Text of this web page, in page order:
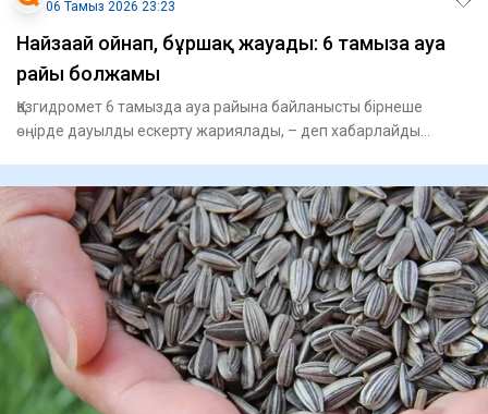
06 Тамыз 2026 23:23
Найзағай ойнап, бұршақ жауады: 6 тамызға ауа
райы болжамы
Қазгидромет 6 тамызда ауа райына байланысты бірнеше
өңірде дауылды ескерту жариялады, – деп хабарлайды